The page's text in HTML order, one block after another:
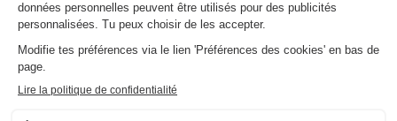
dès 199 € -46%